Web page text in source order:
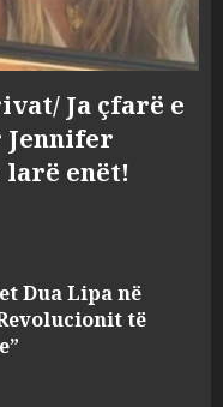
Ja çfarë e
Jennifer
larë enët!
Dua Lipa në
të